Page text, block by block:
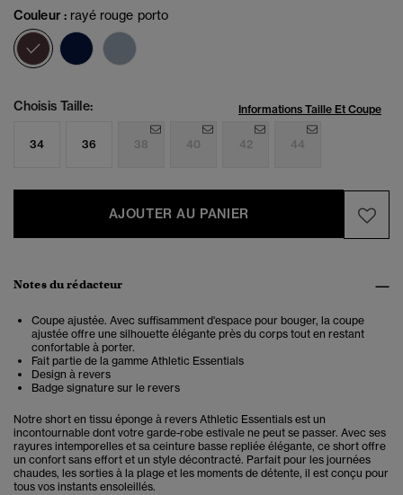
Couleur : rayé rouge porto
sélectionné
Choisis Taille: Informations Taille Et Coupe
34 36 38 40 42 44
AJOUTER AU PANIER
Notes du rédacteur
Coupe ajustée. Avec suffisamment d'espace pour bouger, la coupe
ajustée offre une silhouette élégante près du corps tout en restant
confortable à porter.
Fait partie de la gamme Athletic Essentials
Design à revers
Badge signature sur le revers
Notre short en tissu éponge à revers Athletic Essentials est un
incontournable dont votre garde-robe estivale ne peut se passer. Avec ses
rayures intemporelles et sa ceinture basse repliée élégante, ce short offre
un confort sans effort et un style décontracté. Parfait pour les journées
chaudes, les sorties à la plage et les moments de détente, il est conçu pour
tous vos instants ensoleillés.